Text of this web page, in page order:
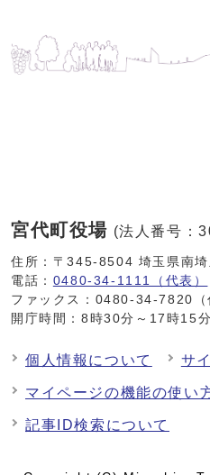
宮代町役場 (法人番号：
住所：〒345-8504 埼玉県南
電話： 0480-34-1111（代表）
ファックス：0480-34-7820（
開庁時間：8時30分～17時15分
個人情報について サ
マイページの機能の使い
記事ID検索について